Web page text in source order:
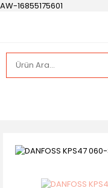
AW-16855175601